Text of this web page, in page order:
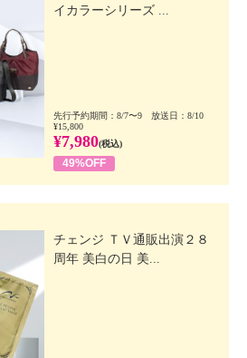
イカラーシリーズ ...
先行予約期間：8/7〜9 放送日：8/10
¥15,800
¥7,980(税込)
49%OFF
チェンジ ＴＶ通販出演２８
周年 美白の日 美...